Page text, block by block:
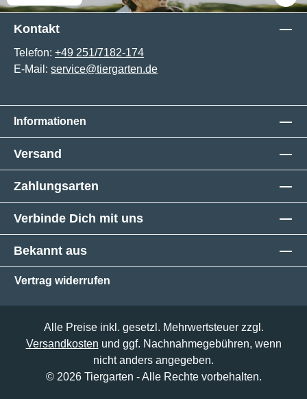
Kontakt
Telefon: +49 251/7182-174
E-Mail: service@tiergarten.de
Informationen
Versand
Zahlungsarten
Verbinde Dich mit uns
Bekannt aus
Vertrag widerrufen
Alle Preise inkl. gesetzl. Mehrwertsteuer zzgl.
Versandkosten und ggf. Nachnahmegebühren, wenn
nicht anders angegeben.
© 2026 Tiergarten - Alle Rechte vorbehalten.